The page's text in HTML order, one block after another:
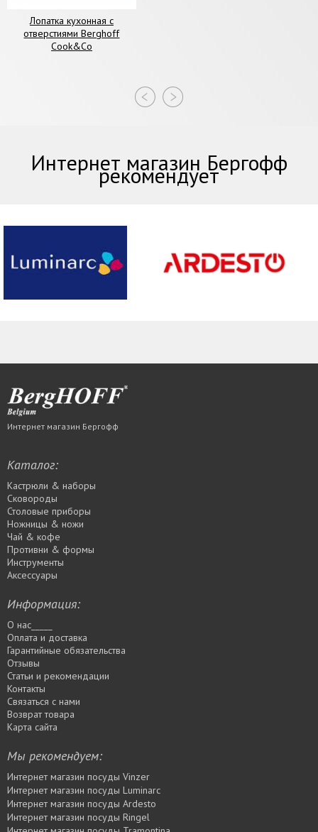
Лопатка кухонная с
отверстиями Berghoff
Cook&Co
Интернет магазин Бергофф
рекомендует
Интернет магазин Бергофф
Каталог:
Кастрюли & наборы
Сковороды
Столовые приборы
Ножницы & ножи
Чай & кофе
Противни & формы
Инструменты
Аксессуары
Информация:
О нас_____
Оплата и доставка
Гарантийные обязательства
Отзывы
Статьи и рекомендации
Контакты
Связаться с нами
Возврат товара
Карта сайта
Мы рекомендуем:
Интернет магазин посуды Vinzer
Интернет магазин посуды Luminarc
Интернет магазин посуды Ardesto
Интернет магазин посуды Rіngel